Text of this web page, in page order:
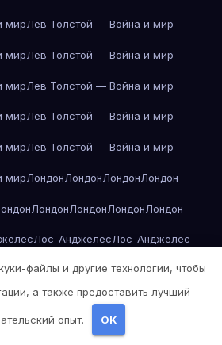
мирЛев Толстой — Война и мир
мирЛев Толстой — Война и мир
мирЛев Толстой — Война и мир
мирЛев Толстой — Война и мир
мирЛев Толстой — Война и мир
мирЛондонЛондонЛондонЛондон
ЛондонЛондонЛондонЛондон
Лос-АнджелесЛос-Анджелес
Лос-АнджелесЛос-Анджелес
Лос-Анджелес Лос-Анджелес
Лос-Анджелес Лос-Анджелес
файлы и другие технологии, чтобы
а также предоставить лучший
опыт. OK